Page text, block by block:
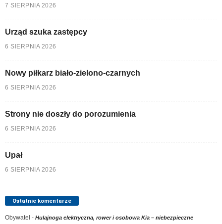
7 SIERPNIA 2026
Urząd szuka zastępcy
6 SIERPNIA 2026
Nowy piłkarz biało-zielono-czarnych
6 SIERPNIA 2026
Strony nie doszły do porozumienia
6 SIERPNIA 2026
Upał
6 SIERPNIA 2026
Ostatnie komentarze
Obywatel - Hulajnoga elektryczna, rower i osobowa Kia – niebezpieczne